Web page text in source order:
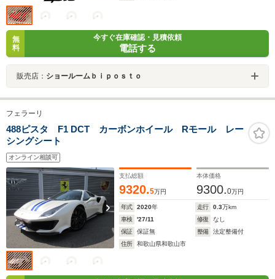
無
料
今すぐ在庫確認・見積依頼
電話する
販売店： ショールームｂｉｐｏｓｔｏ
フェラーリ
488ピスタ F1 DCT カーボンホイール Rモール レー
シングシート
オンライン相談可
支払総額
9320.5万円
本体価格
9300.0万円
年式 2020年 走行 0.3万km
車検
'27/11 修復
なし
保証
保証無 整備
法定整備付
住所
和歌山県和歌山市